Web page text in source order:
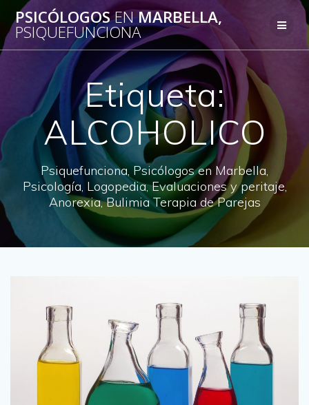
Saltar
al
contenido
PSICÓLOGOSENMARBELLA,
PSIQUEFUNCIONA
Etiqueta:
ALCOHOLICO
Psiquefunciona, Psicólogos en Marbella,
Psicología, Logopedia, Evaluaciones y peritaje,
Anorexia, Bulimia Terapia de Parejas